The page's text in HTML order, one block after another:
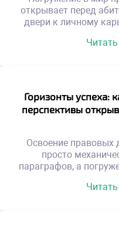
открывает перед
двери к личному
здорового,
способными
структуры и
закона. Именно
тем самым надежным
Горизонты успеха:
перспективы
Освоение правовых
просто
параграфов, а
цивилизованного